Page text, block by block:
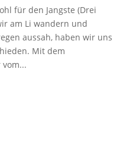
für den Jangste (Drei
am Li wandern und
aussah, haben wir uns
Mit dem